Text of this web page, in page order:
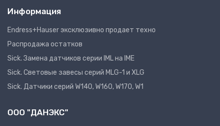
Информация
Endress+Hauser эксклюзивно продает техно
Распродажа остатков
Sick. Замена датчиков серии IML на IME
Sick. Световые завесы серий MLG-1 и XLG
Sick. Датчики серий W140, W160, W170, W1
ООО "ДАНЭКС"